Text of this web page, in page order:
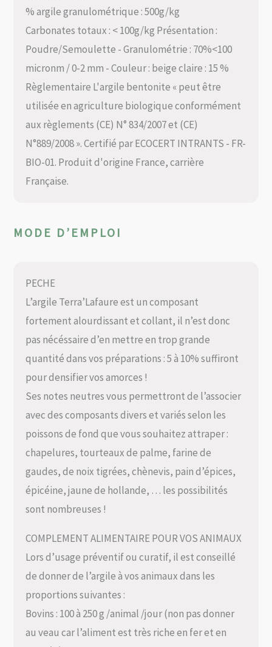
% argile granulométrique : 500g/kg
Carbonates totaux : < 100g/kg Présentation :
Poudre/Semoulette - Granulométrie : 70%<100
micronm / 0-2 mm - Couleur : beige claire : 15 %
Règlementaire L'argile bentonite « peut être
utilisée en agriculture biologique conformément
aux règlements (CE) N° 834/2007 et (CE)
N°889/2008 ». Certifié par ECOCERT INTRANTS - FR-
BIO-01. Produit d'origine France, carrière
Française.
MODE D’EMPLOI
PECHE
L’argile Terra’Lafaure est un composant
fortement alourdissant et collant, il n’est donc
pas nécéssaire d’en mettre en trop grande
quantité dans vos préparations : 5 à 10% suffiront
pour densifier vos amorces !
Ses notes neutres vous permettront de l’associer
avec des composants divers et variés selon les
poissons de fond que vous souhaitez attraper :
chapelures, tourteaux de palme, farine de
gaudes, de noix tigrées, chènevis, pain d’épices,
épicéine, jaune de hollande, … les possibilités
sont nombreuses !
COMPLEMENT ALIMENTAIRE POUR VOS ANIMAUX
Lors d’usage préventif ou curatif, il est conseillé
de donner de l’argile à vos animaux dans les
proportions suivantes :
Bovins : 100 à 250 g /animal /jour (non pas donner
au veau car l’aliment est très riche en fer et en